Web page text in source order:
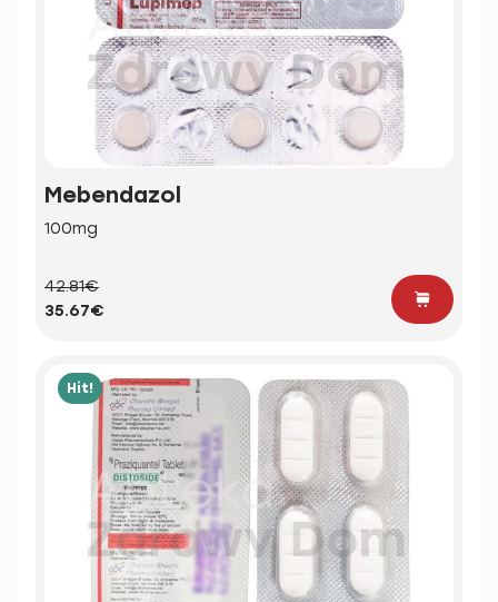
Mebendazol
100mg
42.81€
35.67€
Hit!